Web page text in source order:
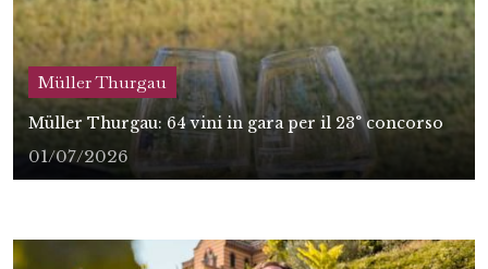
Müller Thurgau
Müller Thurgau: 64 vini in gara per il 23° concorso
01/07/2026